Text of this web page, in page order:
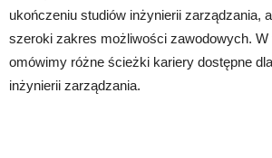
ukończeniu studiów inżynierii zarządzania,
szeroki zakres możliwości zawodowych.
omówimy różne ścieżki kariery dostępne
inżynierii zarządzania.